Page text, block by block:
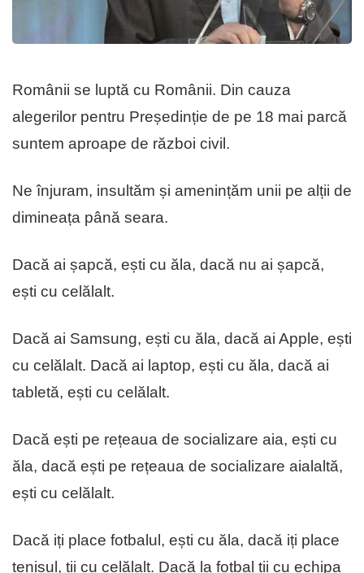
Românii se luptă cu Românii. Din cauza
alegerilor pentru Președinție de pe 18 mai parcă
suntem aproape de război civil.
Ne înjuram, insultăm și amenințăm unii pe alții de
dimineața până seara.
Dacă ai șapcă, ești cu ăla, dacă nu ai șapcă,
ești cu celălalt.
Dacă ai Samsung, ești cu ăla, dacă ai Apple, ești
cu celălalt. Dacă ai laptop, ești cu ăla, dacă ai
tabletă, ești cu celălalt.
Dacă ești pe rețeaua de socializare aia, ești cu
ăla, dacă ești pe rețeaua de socializare aialaltă,
ești cu celălalt.
Dacă iți place fotbalul, ești cu ăla, dacă iți place
tenisul, ții cu celălalt. Dacă la fotbal ții cu echipa